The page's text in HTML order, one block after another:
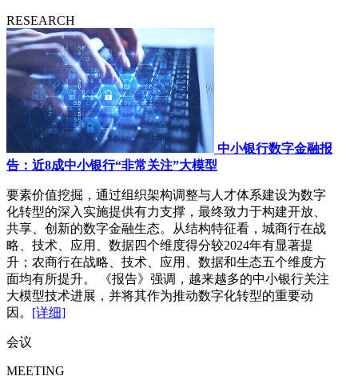
RESEARCH
中小银行数字金融报
告：近8成中小银行“非常关注”大模型
要素价值挖掘，通过组织架构调整与人才体系建设为数字
化转型的深入实施提供有力支撑，最终致力于构建开放、
共享、创新的数字金融生态。从结构特征看，城商行在战
略、技术、应用、数据四个维度得分较2024年有显著提
升；农商行在战略、技术、应用、数据和生态五个维度方
面均有所提升。 《报告》强调，越来越多的中小银行关注
大模型技术进展，并将其作为推动数字化转型的重要动
因。 [详细]
会议
MEETING